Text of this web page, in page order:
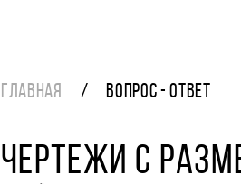
ГЛАВНАЯ ВОПРОС - ОТВЕТ
ЧЕРТЕЖИ С